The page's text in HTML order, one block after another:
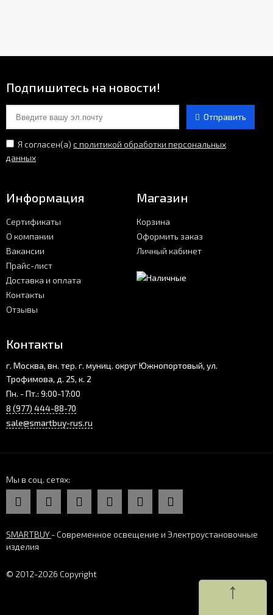
Подпишитесь на новости!
Отправить
Я согласен(a) с политикой обработки персональных
данных
Информация
Сертификаты
О компании
Вакансии
Прайс-лист
Доставка и оплата
Контакты
Отзывы
Магазин
Корзина
Оформить заказ
Личный кабинет
Контакты
г. Москва, вн. тер. г. муниц. округ Южнопортовый, ул.
Трофимова, д. 25, к. 2
Пн. - Пт.: 9:00-17:00
8 (977) 444-88-70
sale@smartbuy-rus.ru
↑
Мы в соц. сетях
SMARTBUY - Современное освещение и Электроустановочные
изделия
© 2012-2026 Copyright